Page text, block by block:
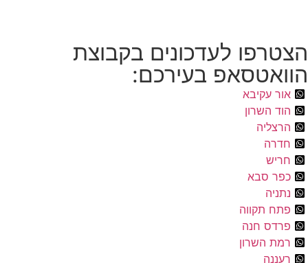
הצטרפו לעדכונים בקבוצת
הוואטסאפ בעירכם:
אור עקיבא
הוד השרון
הרצליה
חדרה
חריש
כפר סבא
נתניה
פתח תקווה
פרדס חנה
רמת השרון
רעננה